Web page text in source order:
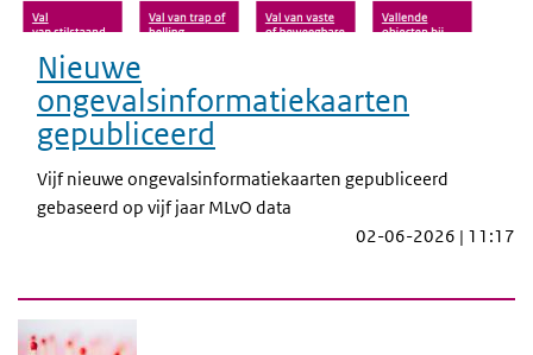
Nieuwe
ongevalsinformatiekaarten
gepubliceerd
Vijf nieuwe ongevalsinformatiekaarten gepubliceerd
gebaseerd op vijf jaar MLvO data
02-06-2026 | 11:17